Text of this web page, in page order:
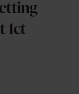
1ct